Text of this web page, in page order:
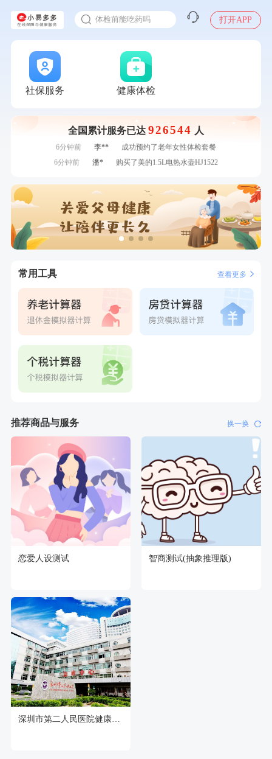
体检前能吃药吗
入职体检在线预约
甲状腺癌怎么筛查
打开APP
社保服务 健康体检
全国累计服务已达 926544 人
刚刚
毛**
购买了汤臣倍健多维男士多种维生素矿物质片1.5g*60片*2瓶
1分钟前
侯**
购买了汤臣倍健水飞蓟葛根丹参片（护肝片）1.02g*120片
成功预约了精英体检套餐
2分钟前
成功预约了女性VIP体检套餐
2分钟前
购买了时尚羽毛球套装ES-YM601
4分钟前
董**
成功预约了男性体检套餐
6分钟前
李**
成功预约了老年女性体检套餐
6分钟前
潘*
购买了美的1.5L电热水壶HJ1522
成功预约女性常规体检套餐
刚刚
莫**
成功预约了健康体检一档
刚刚
莫** 成功预约了健康体检一档
常用工具 查看更多
推荐商品与服务 换一换
恋爱人设测试 智商测试(抽象推理版)
深圳市第二人民医院健康管理中心